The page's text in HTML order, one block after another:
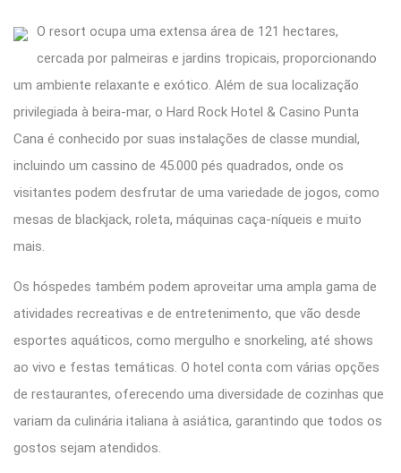
O resort ocupa uma extensa área de 121 hectares,
cercada por palmeiras e jardins tropicais, proporcionando
um ambiente relaxante e exótico. Além de sua localização
privilegiada à beira-mar, o Hard Rock Hotel & Casino Punta
Cana é conhecido por suas instalações de classe mundial,
incluindo um cassino de 45.000 pés quadrados, onde os
visitantes podem desfrutar de uma variedade de jogos, como
mesas de blackjack, roleta, máquinas caça-níqueis e muito
mais.
Os hóspedes também podem aproveitar uma ampla gama de
atividades recreativas e de entretenimento, que vão desde
esportes aquáticos, como mergulho e snorkeling, até shows
ao vivo e festas temáticas. O hotel conta com várias opções
de restaurantes, oferecendo uma diversidade de cozinhas que
variam da culinária italiana à asiática, garantindo que todos os
gostos sejam atendidos.